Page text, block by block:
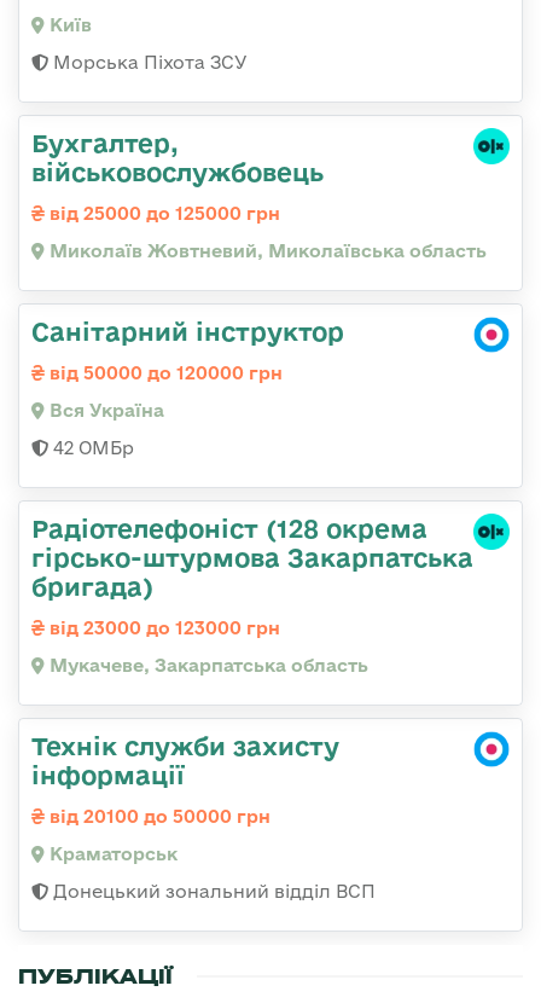
Київ
Морська Піхота ЗСУ
Бухгалтер,
військовослужбовець
від 25000 до 125000 грн
Миколаїв Жовтневий, Миколаївська область
Санітарний інструктор
від 50000 до 120000 грн
Вся Україна
42 ОМБр
Радіотелефоніст (128 окрема
гірсько-штурмова Закарпатська
бригада)
від 23000 до 123000 грн
Мукачеве, Закарпатська область
Технік служби захисту
інформації
від 20100 до 50000 грн
Краматорськ
Донецький зональний відділ ВСП
ПУБЛІКАЦІЇ